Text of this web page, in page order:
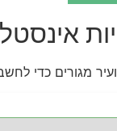
מגורים כדי